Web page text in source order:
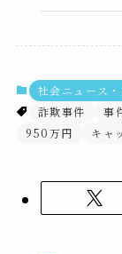
社会ニュース・
詐欺事件
事
950万円
キャ